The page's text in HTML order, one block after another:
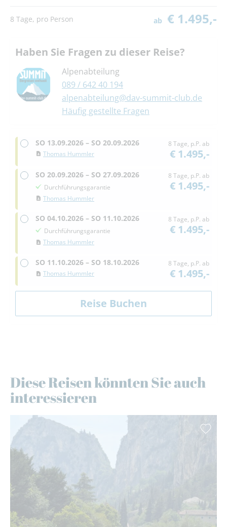
8 Tage, pro Person ab € 1.495,-
Haben Sie Fragen zu dieser Reise?
Alpenabteilung
089 / 642 40 194
alpenabteilung@dav-summit-club.de
Häufig gestellte Fragen
SO 13.09.2026 – SO 20.09.2026
Thomas Hummler
8 Tage, p.P. ab
€ 1.495,-
SO 20.09.2026 – SO 27.09.2026
Durchführungsgarantie
Thomas Hummler
8 Tage, p.P. ab
€ 1.495,-
SO 04.10.2026 – SO 11.10.2026
Durchführungsgarantie
Thomas Hummler
8 Tage, p.P. ab
€ 1.495,-
SO 11.10.2026 – SO 18.10.2026
Thomas Hummler
8 Tage, p.P. ab
€ 1.495,-
Diese Reisen könnten Sie auch
interessieren